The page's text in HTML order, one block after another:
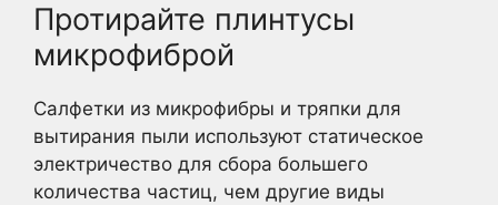
Протирайте плинтусы
микрофиброй
Салфетки из микрофибры и тряпки для
вытирания пыли используют статическое
электричество для сбора большего
количества частиц, чем другие виды